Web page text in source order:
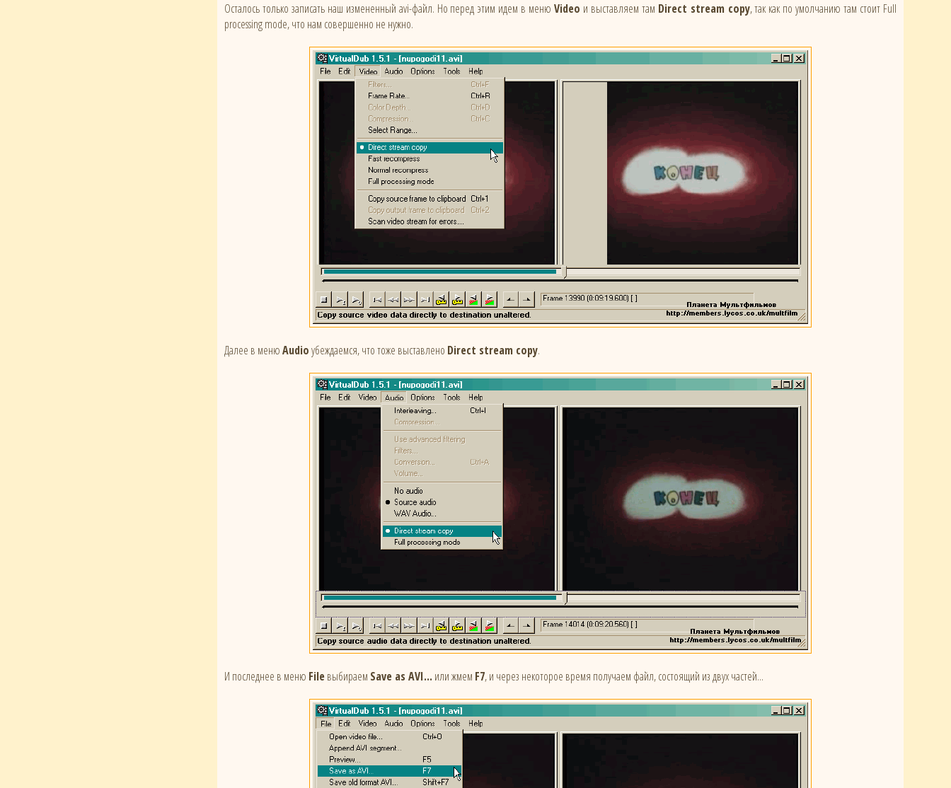
Осталось только записать наш измененный avi-файл. Но перед этим идем в менюVideo и выставляем там Direct stream copy, так как по умолчанию там стоит Full
processing mode, что нам совершенно не нужно.
Далее в менюAudioубеждаемся, что тоже выставлено Direct stream copy.
И последнее в меню Fileвыбираем Save as AVI... или жмем F7, и через некоторое время получаем файл, состоящий из двух частей...